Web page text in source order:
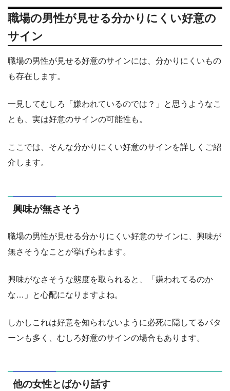
職場の男性が見せる分かりにくい好意の
サイン
職場の男性が見せる好意のサインには、分かりにくいもの
も存在します。
一見してむしろ「嫌われているのでは？」と思うようなこ
とも、実は好意のサインの可能性も。
ここでは、そんな分かりにくい好意のサインを詳しくご紹
介します。
興味が無さそう
職場の男性が見せる分かりにくい好意のサインに、興味が
無さそうなことが挙げられます。
興味がなさそうな態度を取られると、「嫌われてるのか
な…」と心配になりますよね。
しかしこれは好意を知られないように必死に隠してるパタ
ーンも多く、むしろ好意のサインの場合もあります。
他の女性とばかり話す